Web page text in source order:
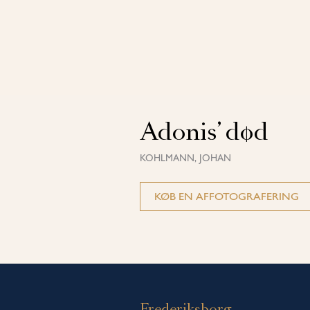
Adonis’ død
KOHLMANN, JOHAN
KØB EN AFFOTOGRAFERING